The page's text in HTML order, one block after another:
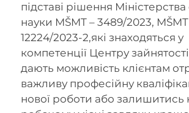
підставі рішення Міністерства
науки MŠMT – 3489/2023,
12224/2023-2,які знаходяться у
компетенції Центру
дають можливість клієнтам
важливу професійну
нової роботи або залишитись